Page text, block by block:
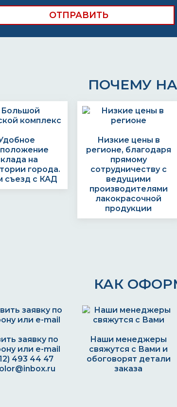
ПОЧЕМУ
на
города.
съезд с КАД
Низкие цены в
регионе, благодаря
прямому
сотрудничеству с
ведущими
производителями
лакокрасочной
продукции
КАК
заявку по
или e-mail
493 44 47
Наши менеджеры
свяжутся с Вами и
обоговорят детали
заказа